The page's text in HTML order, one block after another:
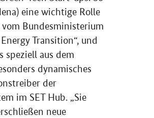
eine wichtige Rolle
Bundesministerium
Transition“, und
speziell aus dem
dynamisches
der
im SET Hub. „Sie
neue